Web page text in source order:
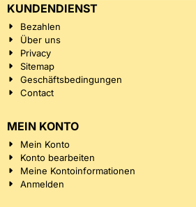
KUNDENDIENST
Bezahlen
Über uns
Privacy
Sitemap
Geschäftsbedingungen
Contact
MEIN KONTO
Mein Konto
Konto bearbeiten
Meine Kontoinformationen
Anmelden